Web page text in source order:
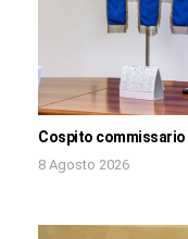
Cospito commissario
8 Agosto 2026